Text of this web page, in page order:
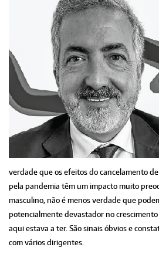
verdade que os efeitos do cancelamento
pela pandemia têm um impacto muito
masculino, não é menos verdade que
potencialmente devastador no
aqui estava a ter. São sinais óbvios e
com vários dirigentes.